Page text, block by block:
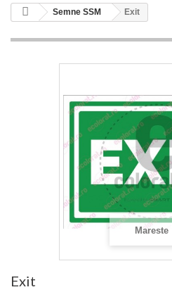
Semne SSM Exit
Mareste
Exit